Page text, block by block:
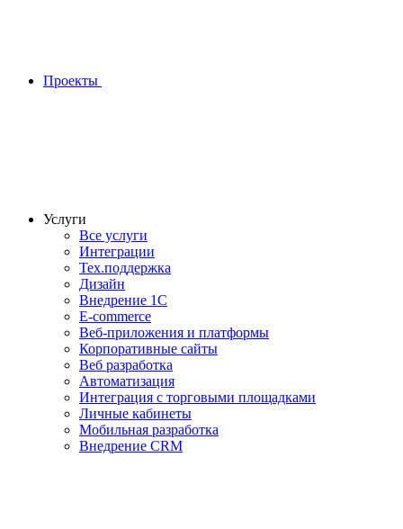
Проекты
Услуги
Все услуги
Интеграции
Тех.поддержка
Дизайн
Внедрение 1С
E-commerce
Веб-приложения и платформы
Корпоративные сайты
Веб разработка
Автоматизация
Интеграция с торговыми площадками
Личные кабинеты
Мобильная разработка
Внедрение CRM